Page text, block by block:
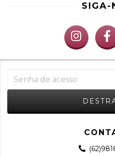
SIGA-